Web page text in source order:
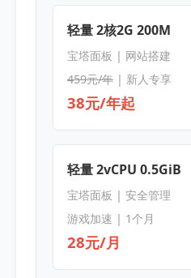
轻量 2核2G 200M
宝塔面板 | 网站搭建
459元/年| 新人专享
38元/年起
轻量 2vCPU 0.5GiB
宝塔面板 | 安全管理
游戏加速 | 1个月
28元/月